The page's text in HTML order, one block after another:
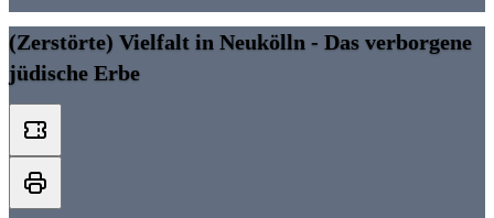
(Zerstörte) Vielfalt in Neukölln - Das verborgene
jüdische Erbe